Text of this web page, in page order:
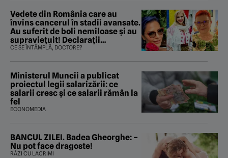
Vedete din România care au
învins cancerul în stadii avansate.
Au suferit de boli nemiloase şi au
supravieţuit! Declarații
sfâșietoare
CE SE ÎNTÂMPLĂ, DOCTORE?
Ministerul Muncii a publicat
proiectul legii salarizării: ce
salarii cresc și ce salarii rămân la
fel
ECONOMEDIA
BANCUL ZILEI. Badea Gheorghe: –
Nu pot face dragoste!
RÂZI CU LACRIMI